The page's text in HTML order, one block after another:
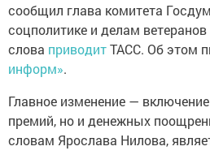
сообщил глава комитета
соцполитике и делам
слова приводитТАСС. Об этом
информ».
Главное изменение —
премий, но и денежных
словам Ярослава Нилова,